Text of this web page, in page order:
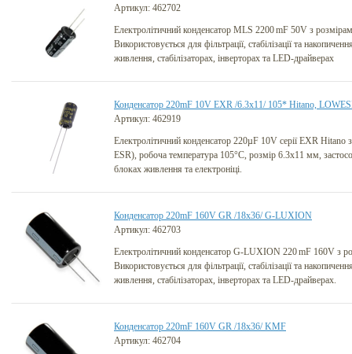
Артикул: 462702
Електролітичний конденсатор MLS 2200 mF 50V з
Використовується для фільтрації, стабілізації та
живлення, стабілізаторах, інверторах та LED-драйверах
Конденсатор 220mF 10V EXR /6.3x11/ 105* Hitano,
Артикул: 462919
Електролітичний конденсатор 220µF 10V серії EXR
ESR), робоча температура 105°C, розмір 6.3x11 мм,
блоках живлення та електроніці.
Конденсатор 220mF 160V GR /18x36/ G-LUXION
Артикул: 462703
Електролітичний конденсатор G-LUXION 220 mF 160V з
Використовується для фільтрації, стабілізації та
живлення, стабілізаторах, інверторах та LED-драйверах.
Конденсатор 220mF 160V GR /18x36/ KMF
Артикул: 462704